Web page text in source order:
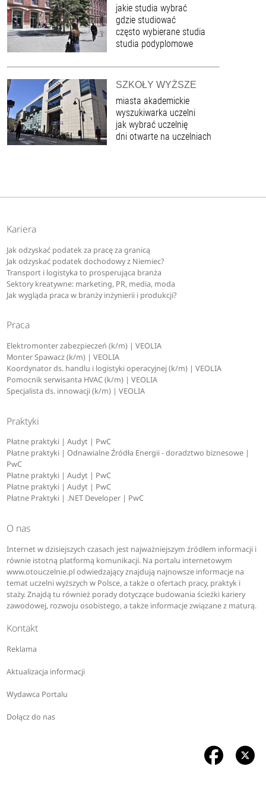
jakie studia wybrać
gdzie studiować
często wybierane studia
studia podyplomowe
SZKOŁY WYŻSZE
miasta akademickie
wyszukiwarka uczelni
jak wybrać uczelnię
dni otwarte na uczelniach
Kariera
Jak odzyskać podatek za pracę za granicą
Jak odzyskać podatek dochodowy z Niemiec?
Transport i logistyka to prosperująca branża
Sektory kreatywne: marketing, PR, media, moda
Jak wygląda praca w branży inżynierii i produkcji?
Praca
Elektromonter zabezpieczeń (k/m) | VEOLIA
Monter Spawacz (k/m) | VEOLIA
Koordynator ds. handlu i logistyki operacyjnej (k/m) | VEOLIA
Pomocnik serwisanta HVAC (k/m) | VEOLIA
Specjalista ds. innowacji (k/m) | VEOLIA
Praktyki
Płatne praktyki | Audyt | PwC
Płatne praktyki | Odnawialne Źródła Energii - doradztwo biznesowe |
PwC
Płatne praktyki | Audyt | PwC
Płatne praktyki | Audyt | PwC
Płatne Praktyki | .NET Developer | PwC
O nas
Internet w dzisiejszych czasach jest najważniejszym źródłem informacji i
równie istotną platformą komunikacji. Na portalu internetowym
www.otouczelnie.pl odwiedzający znajdują najnowsze informacje na
temat uczelni wyższych w Polsce, a także o ofertach pracy, praktyk i
staży. Znajdą tu również porady dotyczące budowania ścieżki kariery
zawodowej, rozwoju osobistego, a także informacje związane z maturą.
Kontakt
Reklama
Aktualizacja informacji
Wydawca Portalu
Dołącz do nas